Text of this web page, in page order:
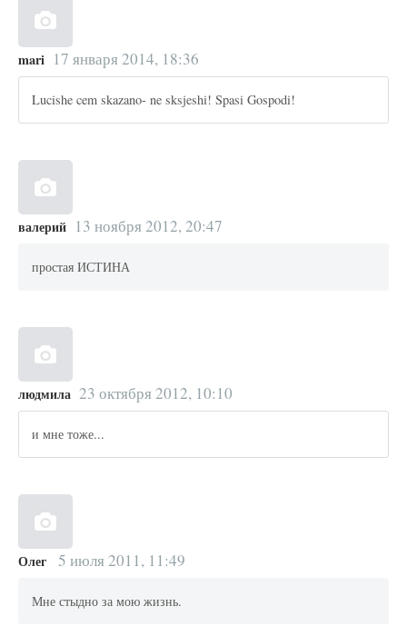
mari 17 января 2014, 18:36
Lucishe cem skazano- ne sksjeshi! Spasi Gospodi!
валерий 13 ноября 2012, 20:47
простая ИСТИНА
людмила 23 октября 2012, 10:10
и мне тоже...
Олег 5 июля 2011, 11:49
Мне стыдно за мою жизнь.